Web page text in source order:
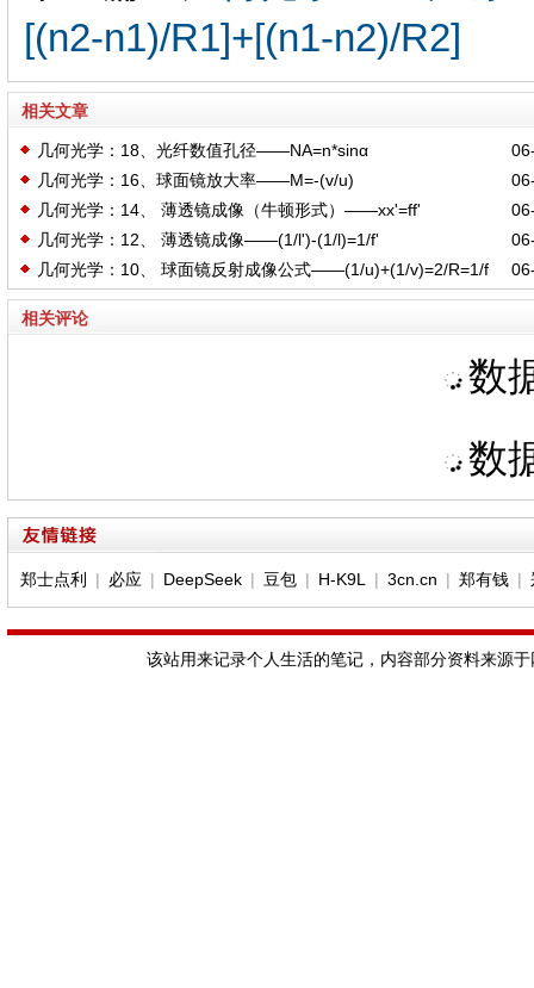
[(n2-n1)/R1]+[(n1-n2)/R2]
相关文章
几何光学：18、光纤数值孔径——NA=n*sinα
几何光学：16、球面镜放大率——M=-(v/u)
几何光学：14、 薄透镜成像（牛顿形式）——xx'=ff'
几何光学：12、 薄透镜成像——(1/l')-(1/l)=1/f'
几何光学：10、 球面镜反射成像公式——(1/u)+(1/v)=2/R=1/f
相关评论
数
数
郑士点利 | 必应 | DeepSeek| 豆包| H-K9L | 3cn.cn | 郑有钱|
该站用来记录个人生活的笔记，内容部分资料来源